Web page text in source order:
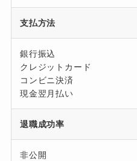
支払方法
銀行振込
クレジットカード
コンビニ決済
現金翌月払い
退職成功率
非公開